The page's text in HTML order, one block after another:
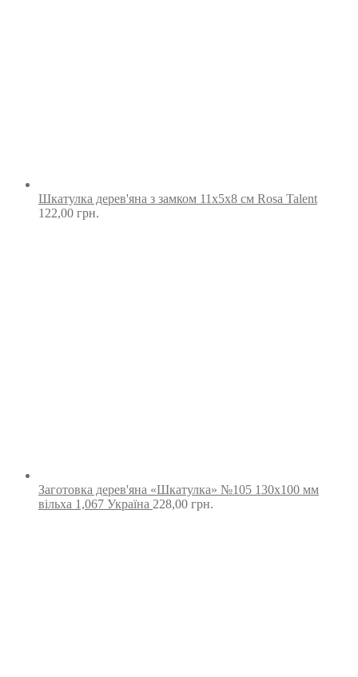
Шкатулка дерев'яна з замком 11х5х8 см Rosa Talent
122,00 грн.
Заготовка дерев'яна «Шкатулка» №105 130х100 мм
вільха 1,067 Україна 228,00 грн.